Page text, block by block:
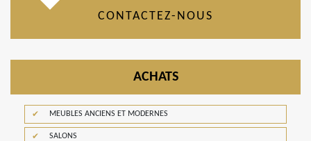
CONTACTEZ-NOUS
ACHATS
MEUBLES ANCIENS ET MODERNES
SALONS